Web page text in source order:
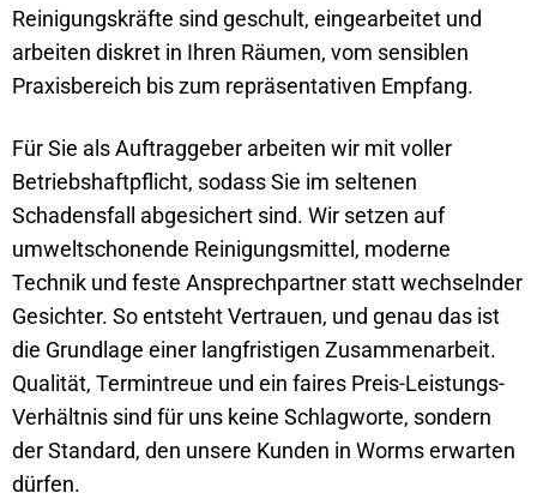
Reinigungskräfte sind geschult, eingearbeitet und
arbeiten diskret in Ihren Räumen, vom sensiblen
Praxisbereich bis zum repräsentativen Empfang.
Für Sie als Auftraggeber arbeiten wir mit voller
Betriebshaftpflicht, sodass Sie im seltenen
Schadensfall abgesichert sind. Wir setzen auf
umweltschonende Reinigungsmittel, moderne
Technik und feste Ansprechpartner statt wechselnder
Gesichter. So entsteht Vertrauen, und genau das ist
die Grundlage einer langfristigen Zusammenarbeit.
Qualität, Termintreue und ein faires Preis-Leistungs-
Verhältnis sind für uns keine Schlagworte, sondern
der Standard, den unsere Kunden in Worms erwarten
dürfen.